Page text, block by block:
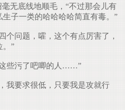
无底线地顺毛，“不过那会儿有
子一类的哈哈哈哈简直有毒。”
个问题，嚯，这个有点厉害了，
。”
些污了吧唧的人……”
我要求很低，只要我是攻就行